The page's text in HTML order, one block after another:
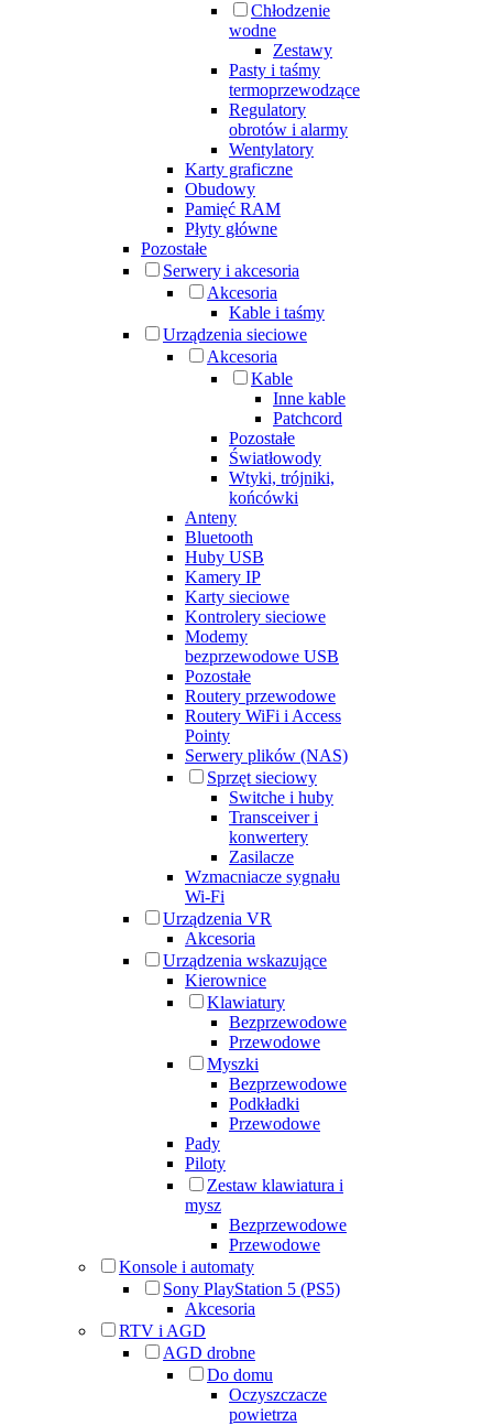
Chłodzenie
wodne
Zestawy
Pasty i taśmy
termoprzewodzące
Regulatory
obrotów i alarmy
Wentylatory
Karty graficzne
Obudowy
Pamięć RAM
Płyty główne
Pozostałe
Serwery i akcesoria
Akcesoria
Kable i taśmy
Urządzenia sieciowe
Akcesoria
Kable
Inne kable
Patchcord
Pozostałe
Światłowody
Wtyki, trójniki,
końcówki
Anteny
Bluetooth
Huby USB
Kamery IP
Karty sieciowe
Kontrolery sieciowe
Modemy
bezprzewodowe USB
Pozostałe
Routery przewodowe
Routery WiFi i Access
Pointy
Serwery plików (NAS)
Sprzęt sieciowy
Switche i huby
Transceiver i
konwertery
Zasilacze
Wzmacniacze sygnału
Wi-Fi
Urządzenia VR
Akcesoria
Urządzenia wskazujące
Kierownice
Klawiatury
Bezprzewodowe
Przewodowe
Myszki
Bezprzewodowe
Podkładki
Przewodowe
Pady
Piloty
Zestaw klawiatura i
mysz
Bezprzewodowe
Przewodowe
Konsole i automaty
Sony PlayStation 5 (PS5)
Akcesoria
RTV i AGD
AGD drobne
Do domu
Oczyszczacze
powietrza